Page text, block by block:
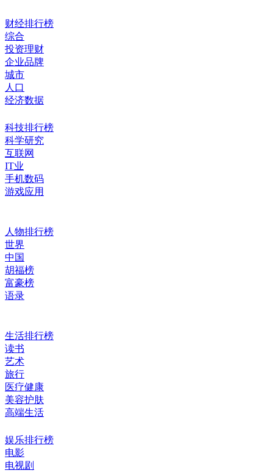
财经排行榜
综合
投资理财
企业品牌
城市
人口
经济数据
科技排行榜
科学研究
互联网
IT业
手机数码
游戏应用
人物排行榜
世界
中国
胡福榜
富豪榜
语录
生活排行榜
读书
艺术
旅行
医疗健康
美容护肤
高端生活
娱乐排行榜
电影
电视剧